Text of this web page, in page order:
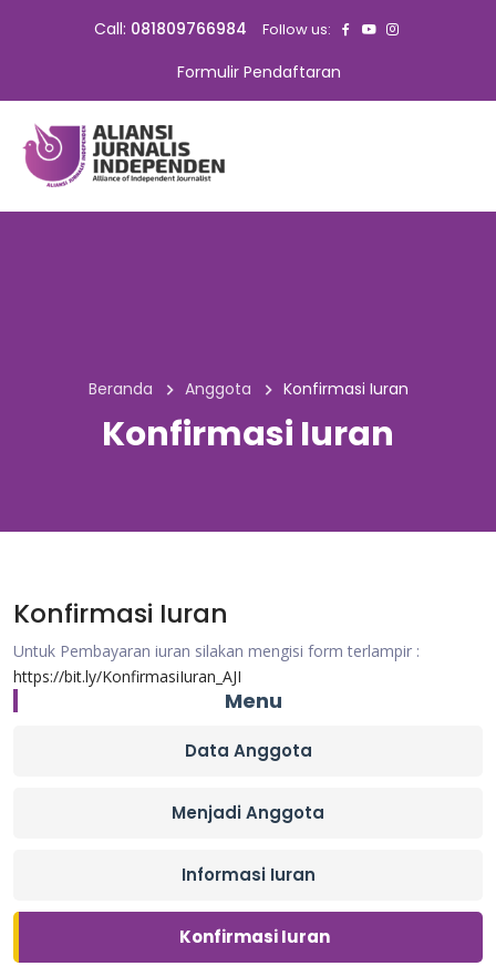
Call: 081809766984 Follow us:
Formulir Pendaftaran
Beranda Anggota Konfirmasi Iuran
Konfirmasi Iuran
Konfirmasi Iuran
Untuk Pembayaran iuran silakan mengisi form terlampir :
https://bit.ly/KonfirmasiIuran_AJI
Menu
Data Anggota
Menjadi Anggota
Informasi Iuran
Konfirmasi Iuran